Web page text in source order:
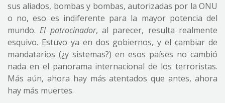
sus aliados, bombas y bombas, autorizadas por la ONU
o no, eso es indiferente para la mayor potencia del
mundo.El patrocinador, al parecer, resulta realmente
esquivo. Estuvo ya en dos gobiernos, y el cambiar de
mandatarios (¿y sistemas?) en esos países no cambió
nada en el panorama internacional de los terroristas.
Más aún, ahora hay más atentados que antes, ahora
hay más muertes.